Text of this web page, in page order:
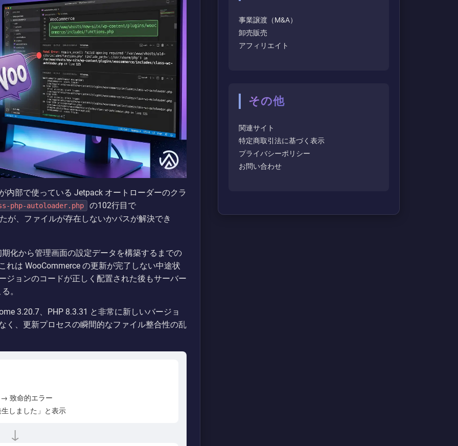
内部で使っている Jetpack オートローダーのクラ
php-autoloader.php
の102行目で
が、ファイルが存在しないかパスが解決でき
化から管理画面の設定データを構築するまでの
は WooCommerce の更新が完了しない中途状
ジョンのコードが正しく配置された後もサーバー
。
3.20.7、PHP 8.3.31 と非常に新しいバージョ
く、更新プロセスの瞬間的なファイル整合性の乱
致命的エラー
しました」と表示
↓
事業譲渡（M&A）
卸売販売
アフィリエイト
その他
関連サイト
特定商取引法に基づく表示
プライバシーポリシー
お問い合わせ